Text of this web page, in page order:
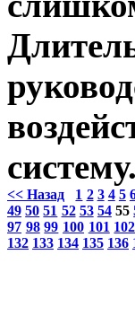
систему.
<< Назад 1 2 3 4 5
49 50 51 52 53 54 55
97 98 99 100 101 102
132 133 134 135 136